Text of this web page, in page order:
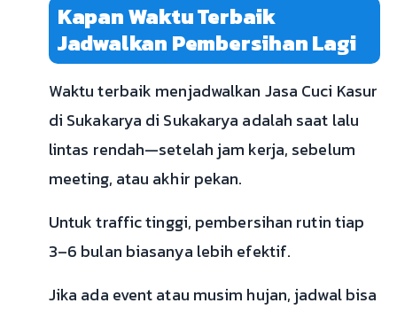
Kapan Waktu Terbaik
Jadwalkan Pembersihan Lagi
Waktu terbaik menjadwalkan Jasa Cuci Kasur
di Sukakarya di Sukakarya adalah saat lalu
lintas rendah—setelah jam kerja, sebelum
meeting, atau akhir pekan.
Untuk traffic tinggi, pembersihan rutin tiap
3–6 bulan biasanya lebih efektif.
Jika ada event atau musim hujan, jadwal bisa